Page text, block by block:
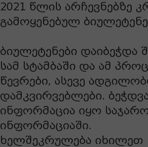
2021 წლის არჩევნებზე
გამოყენებულ
ბიულეტენები დაიბეჭდა
სამ სტამბაში და ამ
წევრები, ასევე
დამკვირვებლები.
ინფორმაცია იყო
ინფორმაციაში.
ხელშეკრულება იხილეთ